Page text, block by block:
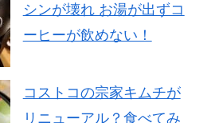
シンが壊れ お湯が出ずコ
ーヒーが飲めない！
コストコの宗家キムチが
リニューアル？食べてみ